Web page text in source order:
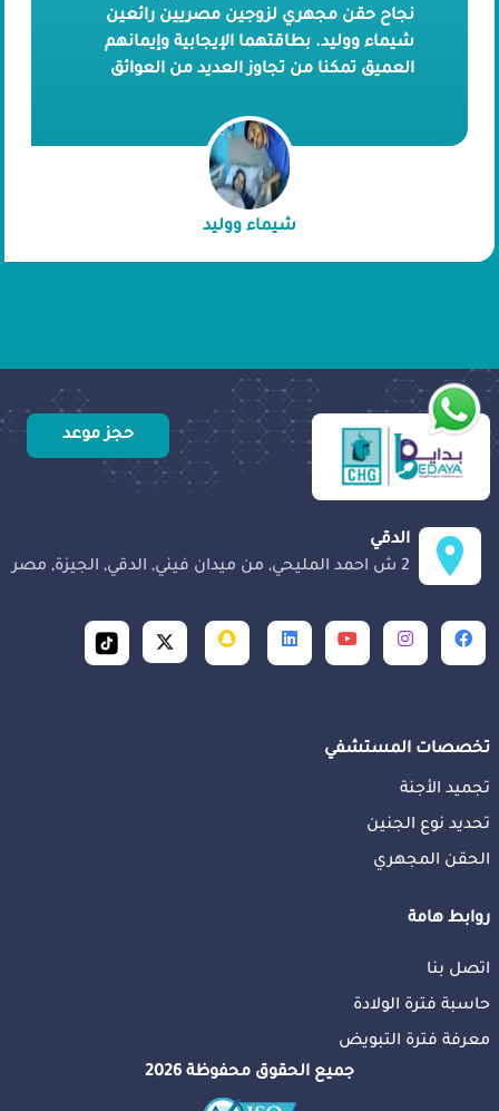
نجاح حقن مجهري لزوجين مصريين رائعين
شيماء ووليد. بطاقتهما الإيجابية وإيمانهم
العميق تمكنا من تجاوز العديد من العوائق
شيماء ووليد
حجز موعد
الدقي
2 ش احمد المليحي, من ميدان فيني, الدقي, الجيزة, مصر
تخصصات المستشفي
تجميد الأجنة
تحديد نوع الجنين
الحقن المجهري
روابط هامة
اتصل بنا
حاسبة فترة الولادة
معرفة فترة التبويض
جميع الحقوق محفوظة 2026